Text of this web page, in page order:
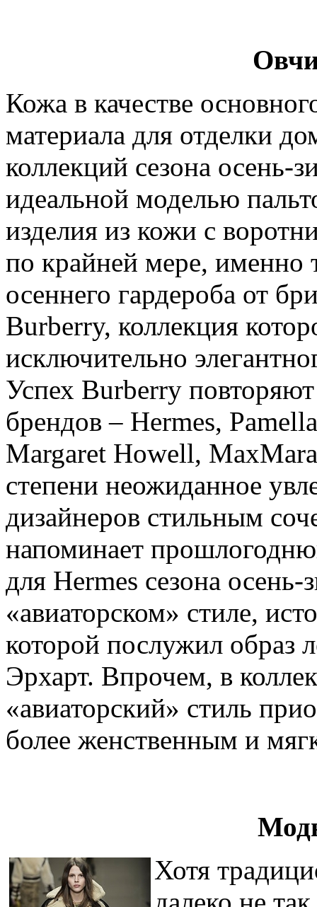
Кожа в качестве
материала для отделки
коллекций сезона осень-
идеальной моделью
изделия из кожи с
по крайней мере, именно
осеннего гардероба от
Burberry, коллекция
исключительно
Успех Burberry
брендов – Hermes,
Margaret Howell,
степени неожиданное
дизайнеров стильным
напоминает
для Hermes сезона
«авиаторском» стиле,
которой послужил образ
Эрхарт. Впрочем, в
«авиаторский» стиль
более женственным и
Хотя